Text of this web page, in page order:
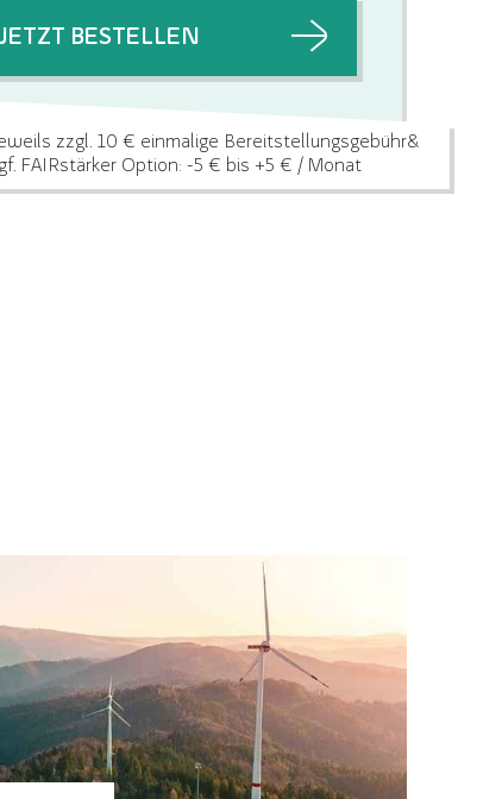
JETZT BESTELLEN
zzgl. 10 € einmalige Bereitstellungsgebühr&
FAIRstärker Option: -5 € bis +5 € / Monat